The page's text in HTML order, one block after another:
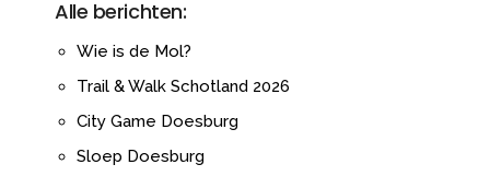
Alle berichten:
Wie is de Mol?
Trail & Walk Schotland 2026
City Game Doesburg
Sloep Doesburg